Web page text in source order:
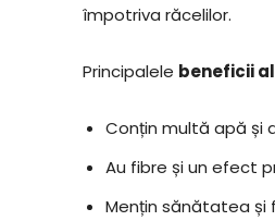
împotriva răcelilor.
Principalele beneficii
Conțin multă apă și
Au fibre și un efect
Mențin sănătatea și